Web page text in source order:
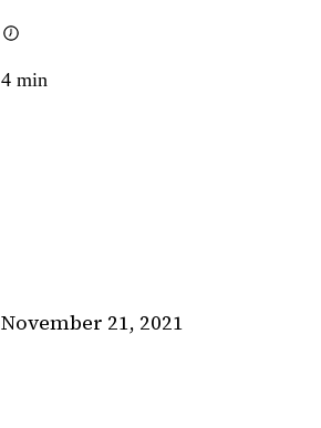
4 min
November 21, 2021